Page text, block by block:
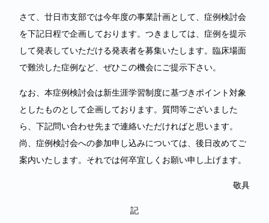
さて、廿日市支部では今年度の事業計画として、症例検討会
を下記日程で企画しております。つきましては、症例を提示
して発表していただける発表者を募集いたします。臨床場面
で難渋した症例など、ぜひこの機会にご提示下さい。
なお、本症例検討会は新生涯学習制度に基づきポイント対象
としたものとして企画しております。質問等ございました
ら、下記問い合わせ先まで連絡いただければと思います。
尚、症例検討会への参加申し込みについては、後日改めてご
案内いたします。それでは何卒宜しくお願い申し上げます。
敬具
記